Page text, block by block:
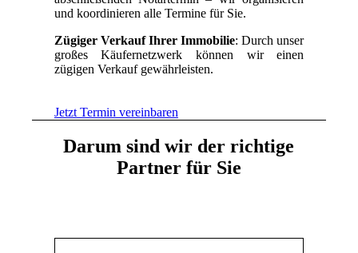
und koordinieren alle Termine für Sie.
Zügiger Verkauf Ihrer Immobilie: Durch unser
großes Käufernetzwerk können wir einen
zügigen Verkauf gewährleisten.
Jetzt Termin vereinbaren
Darum sind wir der richtige
Partner für Sie